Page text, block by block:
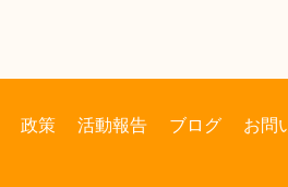
政策 活動報告 ブログ お問